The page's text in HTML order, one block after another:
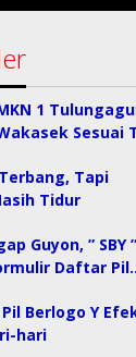
1
Sesuai
Tapi
Tidur
Guyon, ” SBY ”
Daftar
Berlogo Y
hari